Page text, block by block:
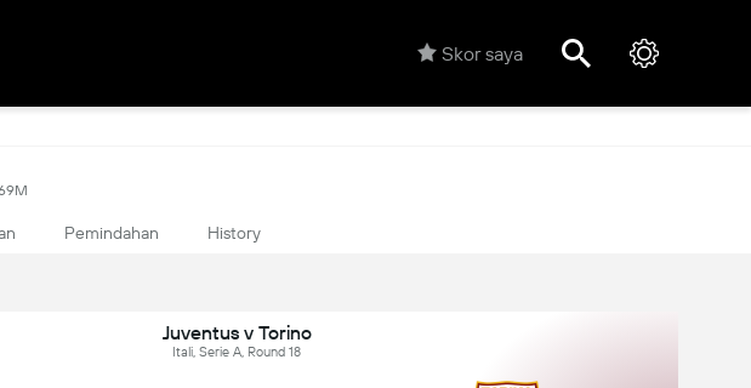
Skor saya
Pemindahan History
Juventus v Torino
Itali, Serie A, Round 18